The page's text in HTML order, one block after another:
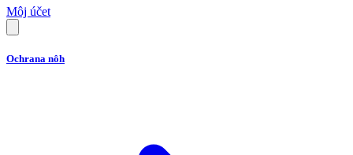
Môj účet
Ochrana nôh